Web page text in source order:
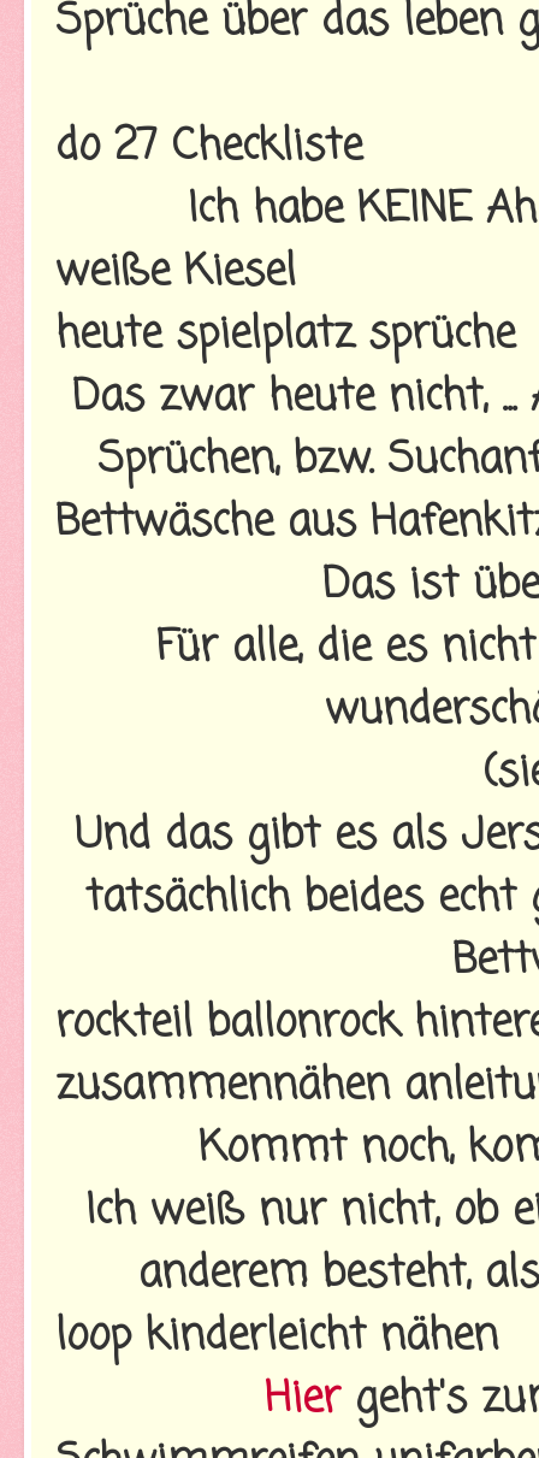
Sprüche über das leben
do 27 Checkliste
Ich habe KEINE
weiße Kiesel
heute spielplatz sprüche
Das zwar heute nicht,
Sprüchen, bzw.
Bettwäsche aus
Das ist
Für alle, die es
Und das gibt es als
tatsächlich beides
rockteil ballonrock
zusammennähen
Kommt noch,
Ich weiß nur nicht, ob
anderem besteht,
loop kinderleicht nähen
Hiergeht's